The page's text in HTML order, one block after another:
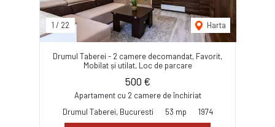
1 / 22 Harta
Drumul Taberei - 2 camere decomandat, Favorit,
Mobilat și utilat, Loc de parcare
500 €
Apartament cu 2 camere de închiriat
Drumul Taberei, Bucuresti
53 mp 1974